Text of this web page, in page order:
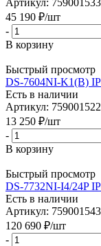
45 190 ₽/шт
-
В корзину
Быстрый просмотр
DS-7604NI-K1(B)
Есть в наличии
Артикул: 759001522
13 250 ₽/шт
-
В корзину
Быстрый просмотр
DS-7732NI-I4/24P
Есть в наличии
Артикул: 759001543
120 690 ₽/шт
-